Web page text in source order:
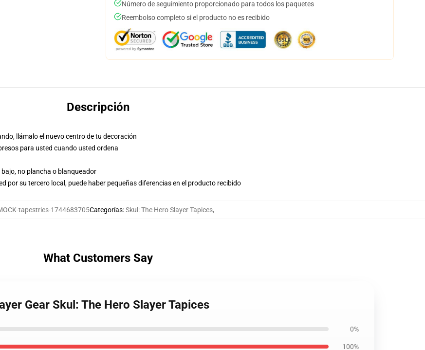
Número de seguimiento proporcionado para todos los paquetes
Reembolso completo si el producto no es recibido
Descripción
llámalo el nuevo centro de tu decoración
para usted cuando usted ordena
no plancha o blanqueador
por su tercero local, puede haber pequeñas diferencias en el producto recibido
tapestries-1744683705Categorías:Skul: The Hero Slayer Tapices,
What Customers Say
Gear Skul: The Hero Slayer Tapices
0%
100%